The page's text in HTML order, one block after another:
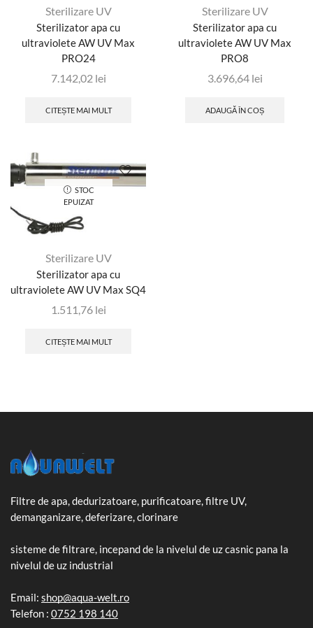
Sterilizare UV
Sterilizator apa cu
ultraviolete AW UV Max
PRO24
7.142,02 lei
CITEȘTE MAI MULT
Sterilizare UV
Sterilizator apa cu
ultraviolete AW UV Max
PRO8
3.696,64 lei
ADAUGĂ ÎN COȘ
STOC
EPUIZAT
Sterilizare UV
Sterilizator apa cu
ultraviolete AW UV Max SQ4
1.511,76 lei
CITEȘTE MAI MULT
Filtre de apa, dedurizatoare, purificatoare, filtre UV,
demanganizare, deferizare, clorinare
sisteme de filtrare, incepand de la nivelul de uz casnic pana la
nivelul de uz industrial
Email: shop@aqua-welt.ro
Telefon : 0752 198 140